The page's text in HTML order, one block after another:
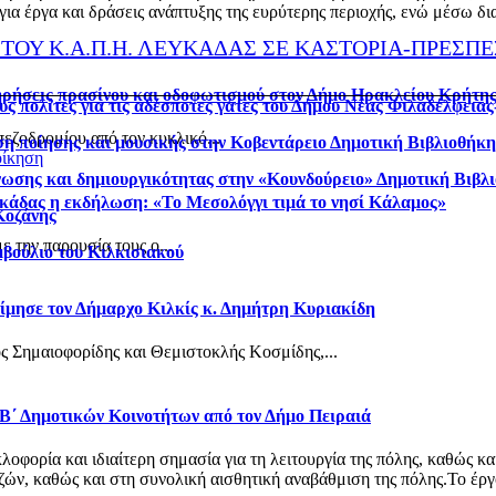
έργα και δράσεις ανάπτυξης της ευρύτερης περιοχής, ενώ μέσω
πρασίνου και οδοφωτισμού στον Δήμο Ηρακλείου Κρήτης
από τον κυκλικό...
η εκδήλωση: «Το Μεσολόγγι τιμά το νησί Κάλαμος»
την παρουσία τους ο...
τον Δήμαρχο Κιλκίς κ. Δημήτρη Κυριακίδη
Σημαιοφορίδης και Θεμιστοκλής Κοσμίδης,...
Δημοτικών Κοινοτήτων από τον Δήμο Πειραιά
και ιδιαίτερη σημασία για τη λειτουργία της πόλης, καθώς
καθώς και στη συνολική αισθητική αναβάθμιση της πόλης.Το
Κ.Α.Π.Η. ΛΕΥΚΑΔΑΣ ΣΕ ΚΑΣΤΟΡΙΑ-
για τις αδέσποτες γάτες του Δήμου Νέας
και μουσικής στην Κοβεντάρειο Δημοτική
και δημιουργικότητας στην «Κουνδούρειο» Δημοτική
του Κιλκισιακού